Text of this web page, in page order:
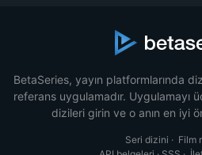
BetaSeries, yayın platformlarında
referans uygulamadır. Uygulamayı
dizileri girin ve o anın en iyi
Seri dizini · Film